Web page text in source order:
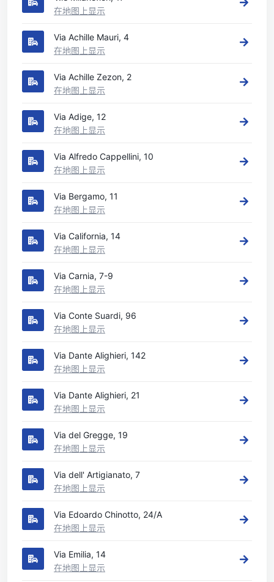
在地图上显示
Via Achille Mauri, 4
在地图上显示
Via Achille Zezon, 2
在地图上显示
Via Adige, 12
在地图上显示
Via Alfredo Cappellini, 10
在地图上显示
Via Bergamo, 11
在地图上显示
Via California, 14
在地图上显示
Via Carnia, 7-9
在地图上显示
Via Conte Suardi, 96
在地图上显示
Via Dante Alighieri, 142
在地图上显示
Via Dante Alighieri, 21
在地图上显示
Via del Gregge, 19
在地图上显示
Via dell' Artigianato, 7
在地图上显示
Via Edoardo Chinotto, 24/A
在地图上显示
Via Emilia, 14
在地图上显示